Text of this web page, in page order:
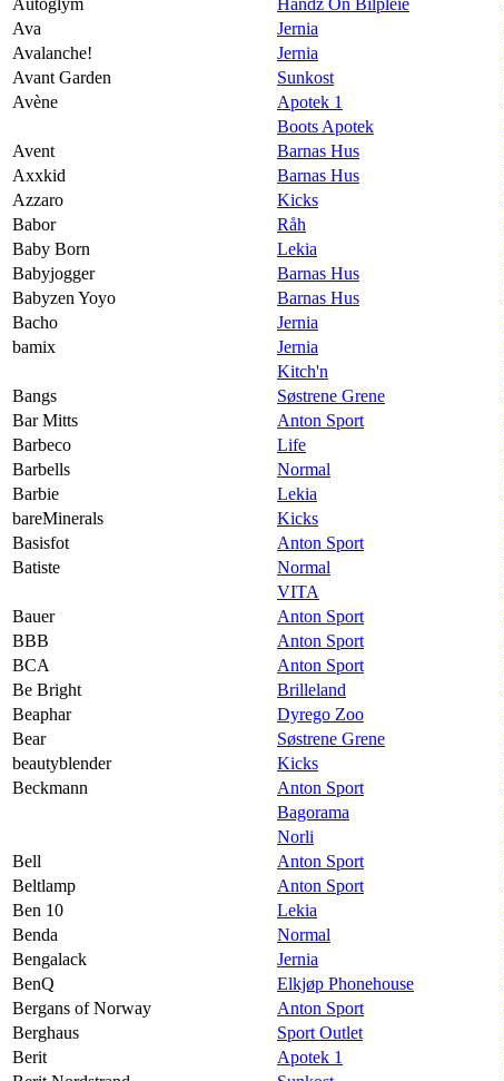
Ava
Jernia
Avalanche!
Jernia
Avant Garden
Sunkost
Avène
Apotek 1
Boots Apotek
Avent
Barnas Hus
Axxkid
Barnas Hus
Azzaro
Kicks
Babor
Råh
Baby Born
Lekia
Babyjogger
Barnas Hus
Babyzen Yoyo
Barnas Hus
Bacho
Jernia
bamix
Jernia
Kitch'n
Bangs
Søstrene Grene
Bar Mitts
Anton Sport
Barbeco
Life
Barbells
Normal
Barbie
Lekia
bareMinerals
Kicks
Basisfot
Anton Sport
Batiste
Normal
VITA
Bauer
Anton Sport
BBB
Anton Sport
BCA
Anton Sport
Be Bright
Brilleland
Beaphar
Dyrego Zoo
Bear
Søstrene Grene
beautyblender
Kicks
Beckmann
Anton Sport
Bagorama
Norli
Bell
Anton Sport
Beltlamp
Anton Sport
Ben 10
Lekia
Benda
Normal
Bengalack
Jernia
BenQ
Elkjøp Phonehouse
Bergans of Norway
Anton Sport
Berghaus
Sport Outlet
Berit
Apotek 1